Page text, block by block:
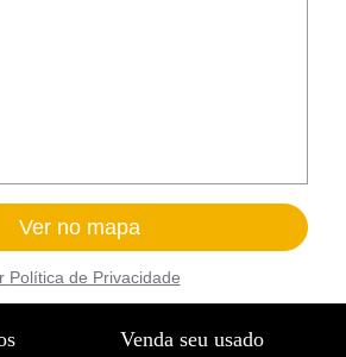
Ver no mapa
Política de Privacidade
Venda seu usado